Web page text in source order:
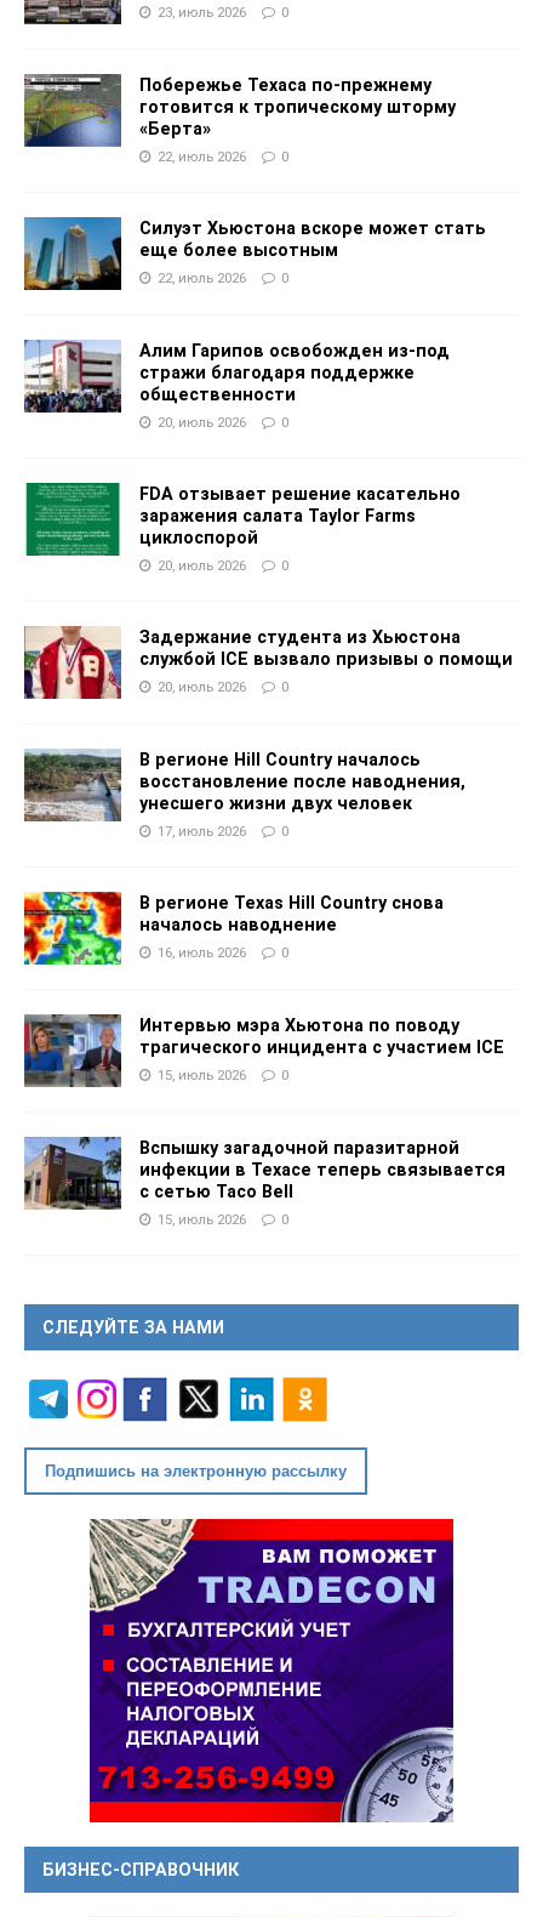
23, июль 2026 0
Побережье Техаса по-прежнему
готовится к тропическому шторму
«Берта»
22, июль 2026 0
Силуэт Хьюстона вскоре может стать
еще более высотным
22, июль 2026 0
Алим Гарипов освобожден из-под
стражи благодаря поддержке
общественности
20, июль 2026 0
FDA отзывает решение касательно
заражения салата Taylor Farms
циклоспорой
20, июль 2026 0
Задержание студента из Хьюстона
службой ICE вызвало призывы о помощи
20, июль 2026 0
В регионе Hill Country началось
восстановление после наводнения,
унесшего жизни двух человек
17, июль 2026 0
В регионе Texas Hill Country снова
началось наводнение
16, июль 2026 0
Интервью мэра Хьютона по поводу
трагического инцидента с участием ICE
15, июль 2026 0
Вспышку загадочной паразитарной
инфекции в Техасе теперь связывается
с сетью Taco Bell
15, июль 2026 0
СЛЕДУЙТЕ ЗА НАМИ
Подпишись на электронную рассылку
БИЗНЕС-СПРАВОЧНИК